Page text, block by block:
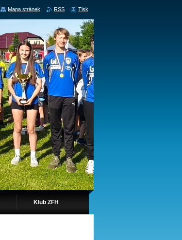
Klub ZFH
Mapa stránek RSS Tisk